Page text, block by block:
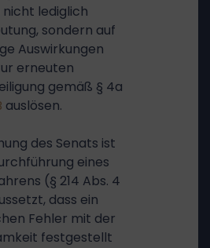
nicht lediglich
sondern auf
Auswirkungen
erneuten
gemäß § 4a
auslösen.
des Senats ist
eines
(§ 214 Abs. 4
dass ein
Fehler mit der
festgestellt